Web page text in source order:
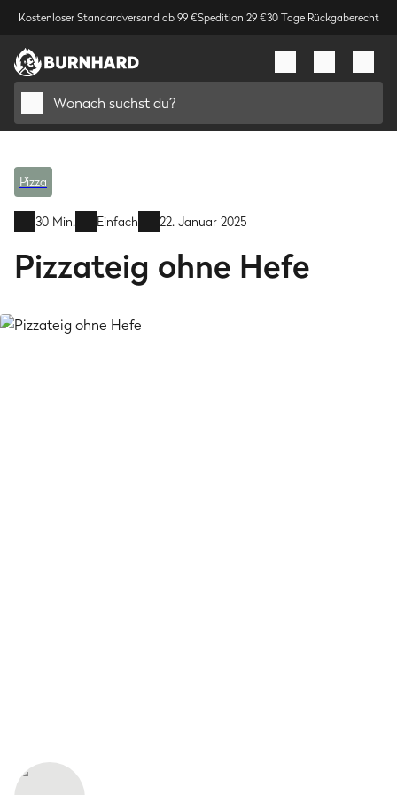
Kostenloser Standardversand ab 99 €Spedition 29 €30 Tage Rückgaberecht
Wonach suchst du?
Pizza
30 Min. Einfach 22. Januar 2025
Pizzateig ohne Hefe